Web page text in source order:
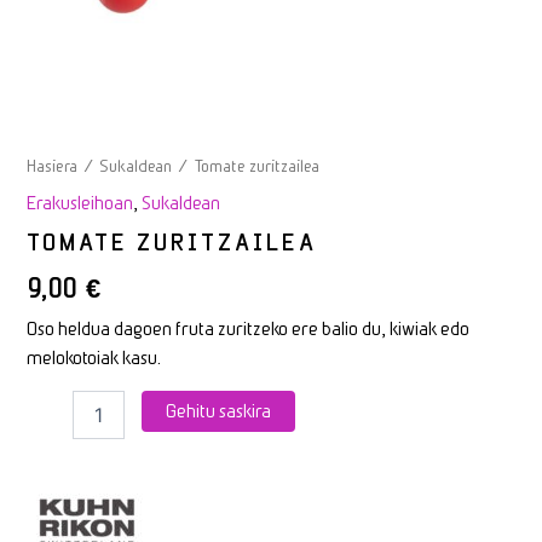
Hasiera / Sukaldean / Tomate zuritzailea
Erakusleihoan Sukaldean
TOMATE ZURITZAILEA
9,00€
Oso heldua dagoen fruta zuritzeko ere balio du, kiwiak edo
melokotoiak kasu.
Gehitu saskira